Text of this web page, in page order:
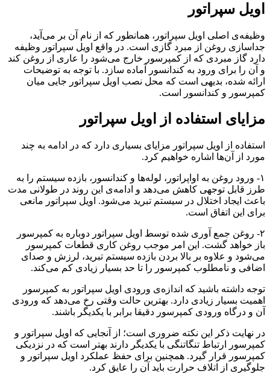
‌اویل سپراتور
وظیفه‌ی اصلی ‌اویل سپراتور، همانطور که از نام آن بر می‌آید،
جداسازی روغن از مبرد گازی است. در واقع ‌اویل سپراتور وظیفه
دارد گاز مبردی که از کمپرسور خارج می‌شود را عاری از روغن کند
و آن را برای ورود به کندانسور آماده سازد. با توجه به توضیحات
ارائه شده، بدیهی است که محل نصب ‌اویل سپراتور جایی میان
کمپرسور و کندانسور است.
مزایای استفاده از ‌اویل سپراتور
استفاده از ‌اویل سپراتور مزایای بسیاری دارد که در ادامه به چند
مورد از آن‌ها اشاره خواهیم کرد.
۱- ورود روغن به اواپراتور، لوله‌ها و کندانسور، بازده سیستم را به
طرز قابل توجهی کاهش می‌دهد و ادامه‌ی این روند در طولانی مدت
باعث ایجاد اختلال در سیستم تبرید می‌شود. ‌اویل سپراتور مانعی
برای این اتفاق است.
۲- روغن جمع آوری شده توسط ‌اویل سپراتور دوباره به کمپرسور
باز خواهد گشت. این امر موجب روغن کاری قطعات کمپرسور
می‌شود و علاوه بر بالا بردن بازده سیستم تبرید، لرزش و صدای
اضافی و نامطلوب کمپرسور را تا حد بسیار زیادی کم می‌کند.
توجه داشته باشید که اندازه‌ی ورودی ‌اویل سپراتور به کمپرسور
اهمیت بسیار زیادی دارد. بهترین حالت وقتی رخ می‌دهد که ورودی
آن و درگاه ورودی کمپرسور دقیقا برابر با یکدیگر باشند.
در نهایت ذکر این نکته ضروری است؛ از آنجایی که ‌اویل سپراتور و
کمپرسور ارتباط تنگاتنگی با یکدیگر دارند بهتر است که در نزدیکی
کمپرسور قرار گیرد. همچنین برای حفظ عملکرد ‌اویل سپراتور و
جلوگیری از اتلاف حرارت باید آن را عایق کرد.